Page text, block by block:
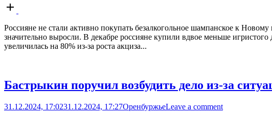
Open
post
Россияне не стали активно покупать безалкогольное шампанское к
значительно выросли. В декабре россияне купили вдвое меньше
увеличилась на 80% из-за роста акциза...
Бастрыкин поручил возбудить дело из-за
31.12.2024, 17:0231.12.2024, 17:27ОренбуржьеLeave a comment